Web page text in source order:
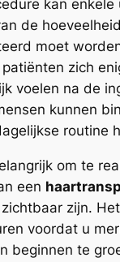
kan enkele
de
moet
zich
voelen na de
kunnen
routine
om te
een
zijn.
voordat u
beginnen te